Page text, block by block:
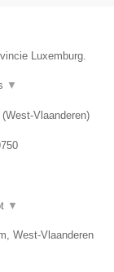
Luxemburg.
▼
(West-Vlaanderen)
▼
West-Vlaanderen